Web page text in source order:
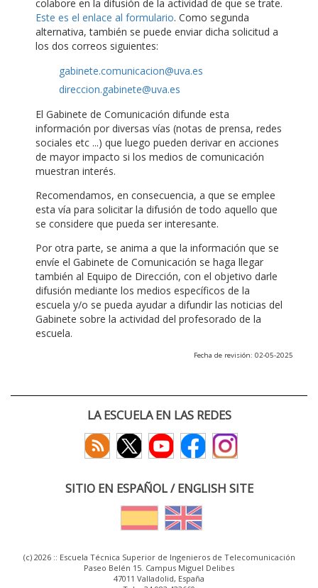
colabore en la difusión de la actividad de que se trate.
Este es el enlace al formulario. Como segunda
alternativa, también se puede enviar dicha solicitud a
los dos correos siguientes:
gabinete.comunicacion@uva.es
direccion.gabinete@uva.es
El Gabinete de Comunicación difunde esta
información por diversas vías (notas de prensa, redes
sociales etc ...) que luego pueden derivar en acciones
de mayor impacto si los medios de comunicación
muestran interés.
Recomendamos, en consecuencia, a que se emplee
esta vía para solicitar la difusión de todo aquello que
se considere que pueda ser interesante.
Por otra parte, se anima a que la información que se
envíe el Gabinete de Comunicación se haga llegar
también al Equipo de Dirección, con el objetivo darle
difusión mediante los medios específicos de la
escuela y/o se pueda ayudar a difundir las noticias del
Gabinete sobre la actividad del profesorado de la
escuela.
Fecha de revisión: 02-05-2025
LA ESCUELA EN LAS REDES
SITIO EN ESPAÑOL / ENGLISH SITE
(c) 2026 :: Escuela Técnica Superior de Ingenieros de Telecomunicación
Paseo Belén 15. Campus Miguel Delibes
47011 Valladolid, España